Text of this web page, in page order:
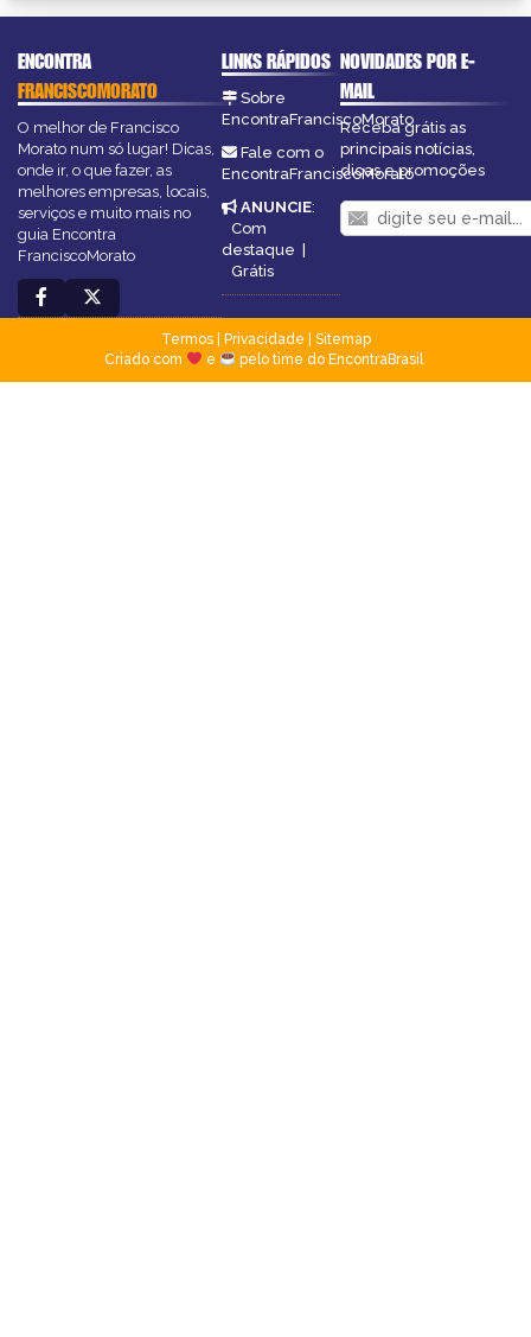
ENCONTRA
FRANCISCOMORATO
O melhor de Francisco
Morato num só lugar! Dicas,
onde ir, o que fazer, as
melhores empresas, locais,
serviços e muito mais no
guia Encontra
FranciscoMorato
LINKS RÁPIDOS
Sobre
EncontraFranciscoMorato
Fale com o
EncontraFranciscoMorato
ANUNCIE:
Com
destaque |
Grátis
NOVIDADES POR E-
MAIL
Receba grátis as
principais notícias,
dicas e promoções
Termos| Privacidade
Sitemap
Criado com
e pelo time do EncontraBrasil